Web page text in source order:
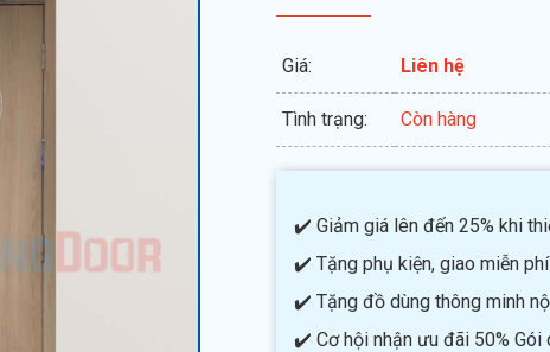
Giá: Liên hệ
Tình trạng: Còn hàng
✔️ Giảm giá lên đến 25% khi
✔️ Tặng phụ kiện, giao miễn
✔️ Tặng đồ dùng thông minh
✔️ Cơ hội nhận ưu đãi 50% Gói